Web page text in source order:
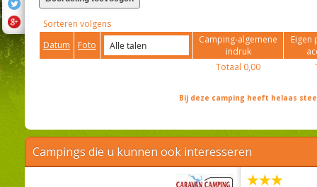
Sorteren volgens
Datum
Foto
Camping-algemene
indruk
Eigen
Totaal 0,00
Bij deze camping heeft helaas
Campings die u kunnen ook interesseren